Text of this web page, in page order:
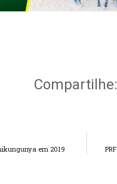
Compartilhe:
em 2019